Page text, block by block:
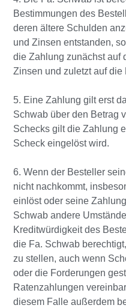
Bestimmungen des
deren ältere Schulden
und Zinsen entstanden,
die Zahlung zunächst auf
Zinsen und zuletzt auf
5. Eine Zahlung gilt erst
Schwab über den Betrag
Schecks gilt die Zahlung
Scheck eingelöst wird.
6. Wenn der Besteller
nicht nachkommt,
einlöst oder seine
Schwab andere
Kreditwürdigkeit des
die Fa. Schwab
zu stellen, auch wenn
oder die Forderungen
Ratenzahlungen
diesem Falle außerdem